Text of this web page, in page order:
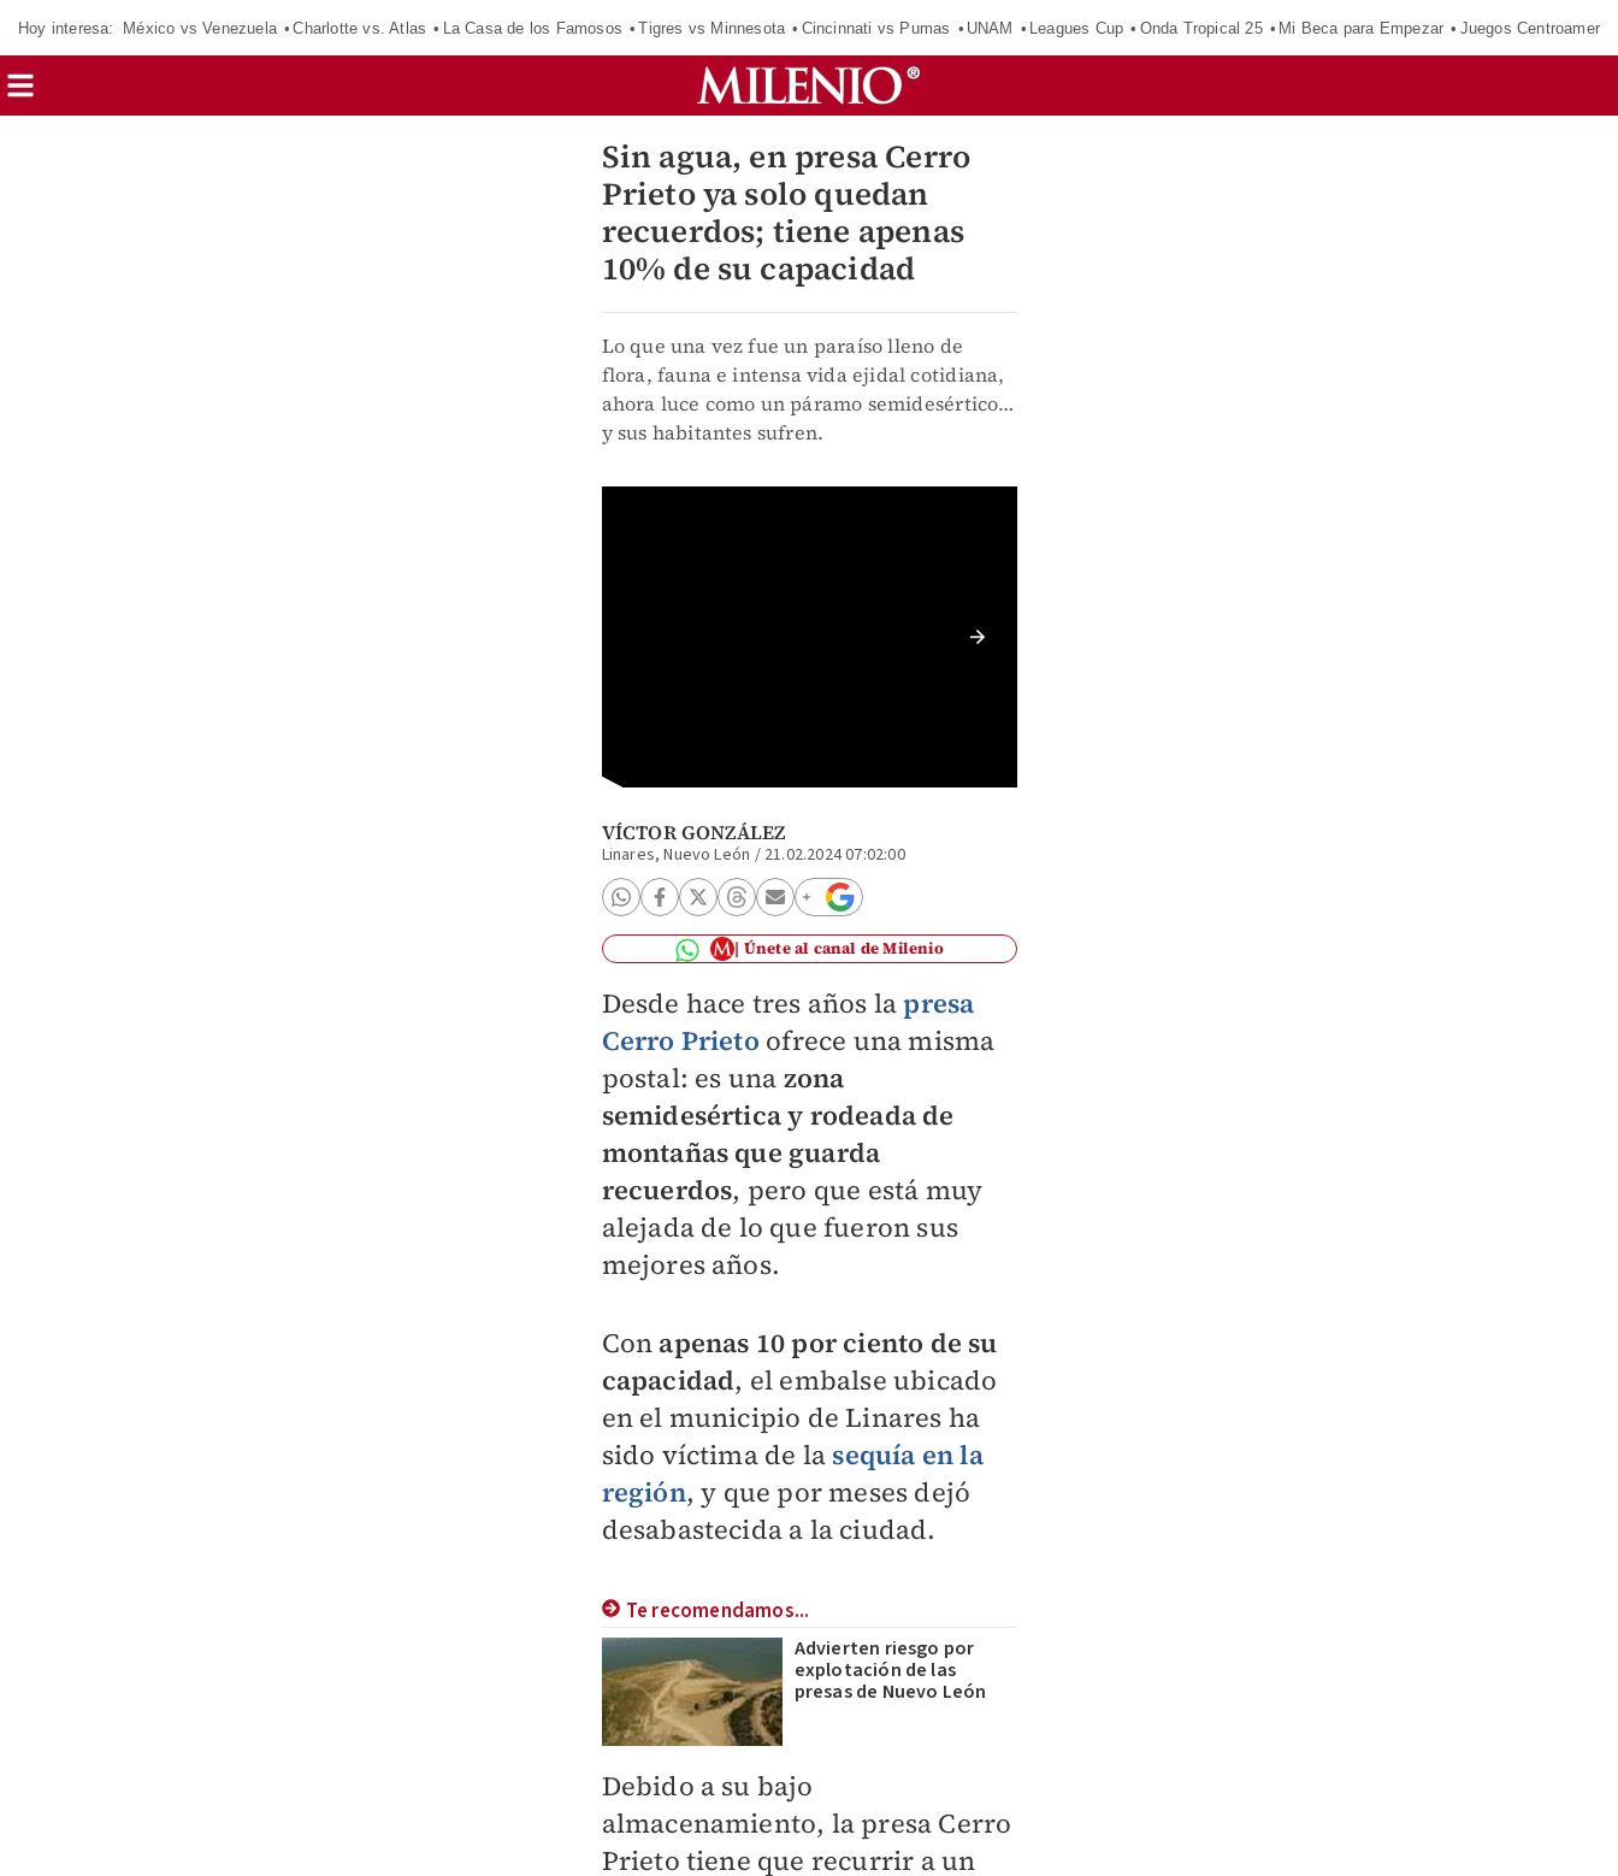
Hoy interesa: México vs Venezuela Charlotte vs. Atlas La Casa de los Famosos Tigres vs Minnesota Cincinnati vs Pumas UNAM Leagues Cup Onda Tropical 25 Mi Beca para Empezar Juegos
Sin agua, en presa Cerro
Prieto ya solo quedan
recuerdos; tiene apenas
10% de su capacidad
Lo que una vez fue un paraíso lleno de
flora, fauna e intensa vida ejidal cotidiana,
ahora luce como un páramo semidesértico…
y sus habitantes sufren.
VÍCTOR GONZÁLEZ
Linares, Nuevo León / 21.02.2024 07:02:00
Únete al canal de Milenio
Desde hace tres años lapresa
Cerro Prieto ofrece una misma
postal: es una zona
semidesértica y rodeada de
montañas que guarda
recuerdos, pero que está muy
alejada de lo que fueron sus
mejores años.
Con apenas 10 por ciento de su
capacidad, el embalse ubicado
en el municipio de Linares ha
sido víctima de la sequía en la
región, y que por meses dejó
desabastecida a la ciudad.
Te recomendamos...
Advierten riesgo por
explotación de las
presas de Nuevo León
Debido a su bajo
almacenamiento, la presa Cerro
Prieto tiene que recurrir a un